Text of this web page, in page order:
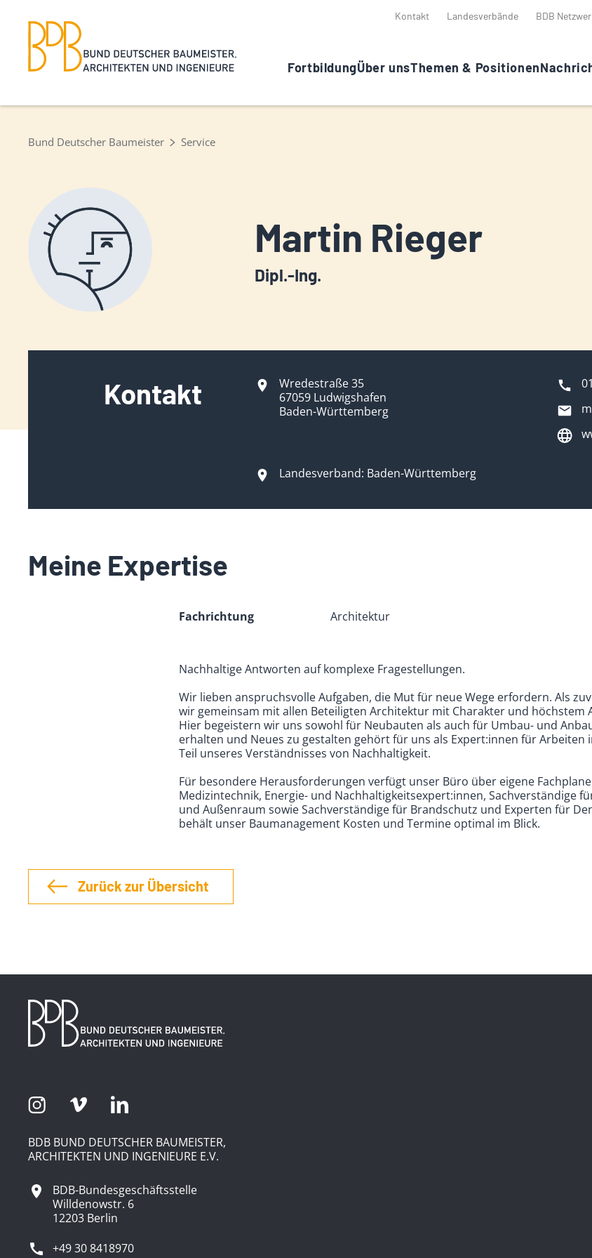
Kontakt Landesverbände BDB
FortbildungÜber unsThemen & Positionen
Bund Deutscher Baumeister Service
Martin Rieger
Dipl.-Ing.
Kontakt
Wredestraße 35
67059 Ludwigshafen
Baden-Württemberg
Landesverband: Baden-Württemberg
Meine Expertise
Fachrichtung Architektur
Nachhaltige Antworten auf komplexe Fragestellungen.
Wir lieben anspruchsvolle Aufgaben, die Mut für neue Wege erfordern. Als
wir gemeinsam mit allen Beteiligten Architektur mit Charakter und höchstem
Hier begeistern wir uns sowohl für Neubauten als auch für Umbau- und
erhalten und Neues zu gestalten gehört für uns als Expert:innen für Arbeiten
Teil unseres Verständnisses von Nachhaltigkeit.
Für besondere Heraus­forderungen verfügt unser Büro über eigene
Medizintechnik, Energie- und Nach­haltigkeits­expert:innen, Sach­ver­ständige
und Außenraum sowie Sach­ver­ständige für Brand­schutz und Experten für
behält unser Bau­management Kosten und Termine optimal im Blick.
Zurück zur Übersicht
BDB BUND DEUTSCHER BAUMEISTER,
ARCHITEKTEN UND INGENIEURE E.V.
BDB-Bundesgeschäftsstelle
Willdenowstr. 6
12203 Berlin
+49 30 8418970